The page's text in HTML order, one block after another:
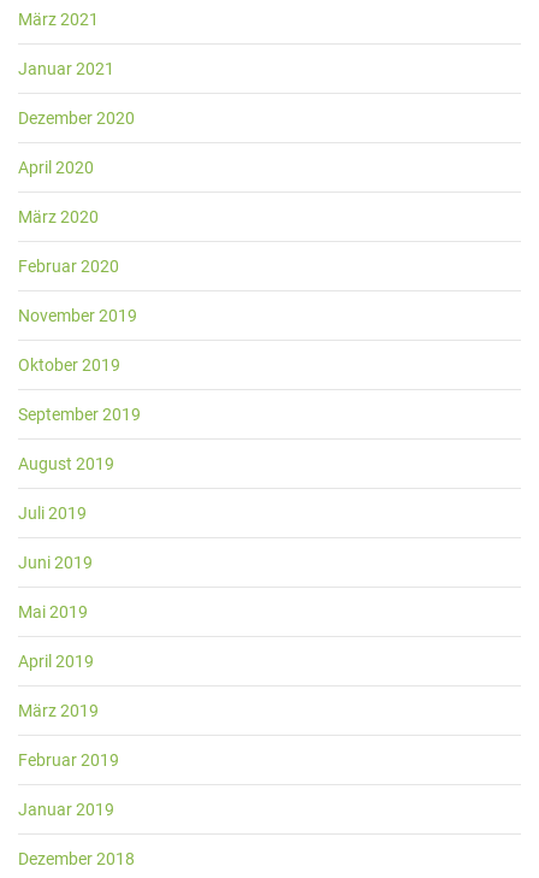
März 2021
Januar 2021
Dezember 2020
April 2020
März 2020
Februar 2020
November 2019
Oktober 2019
September 2019
August 2019
Juli 2019
Juni 2019
Mai 2019
April 2019
März 2019
Februar 2019
Januar 2019
Dezember 2018